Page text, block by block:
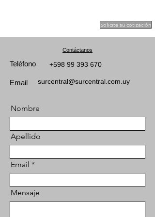
Solicite su cotización
Contáctanos
Teléfono +598 99 393 670
Email surcentral@surcentral.com.uy
Nombre
Apellido
Email
Mensaje